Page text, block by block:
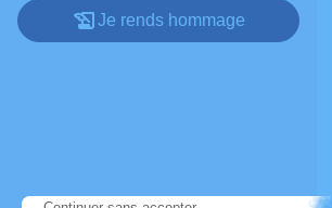
Je rends hommage